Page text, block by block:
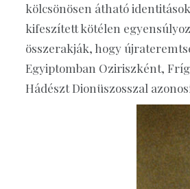
kölcsönösen átható
kifeszített kötélen
összerakják, hogy
Egyiptomban Oziriszként,
Hádészt Dionüszosszal